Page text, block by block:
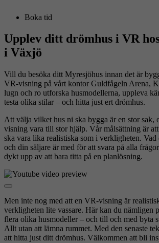
Boka tid
Upplev ditt drömhus i VR
i Växjö
Vill du besöka ditt Myresjöhus innan det är
VR-visning på vårt kontor Guldfågeln Arena,
lugn och ro utforska husmodellerna, uppleva
testa olika stilar – och hitta just ert drömhus.
Att välja vilket hus ni ska bygga är en stor sak,
visning vara till stor hjälp. Vår målsättning är
ska vara lika realistiska som i verkligheten. Vad
och din säljare är med för att svara på alla
dykt upp av att bara titta på en planlösning.
Men inte nog med att en VR-visning är
verkligheten lite vassare. Här kan du nämligen
flera olika husmodeller – och till och med byta
Allt utan att lämna rummet. Med den senaste
att hitta just ditt drömhus. Välkommen att bli